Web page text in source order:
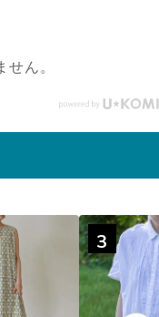
トップ コー
せん。
3